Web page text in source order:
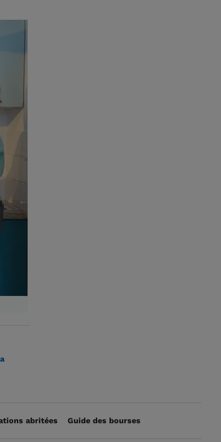
abritées Guide des bourses